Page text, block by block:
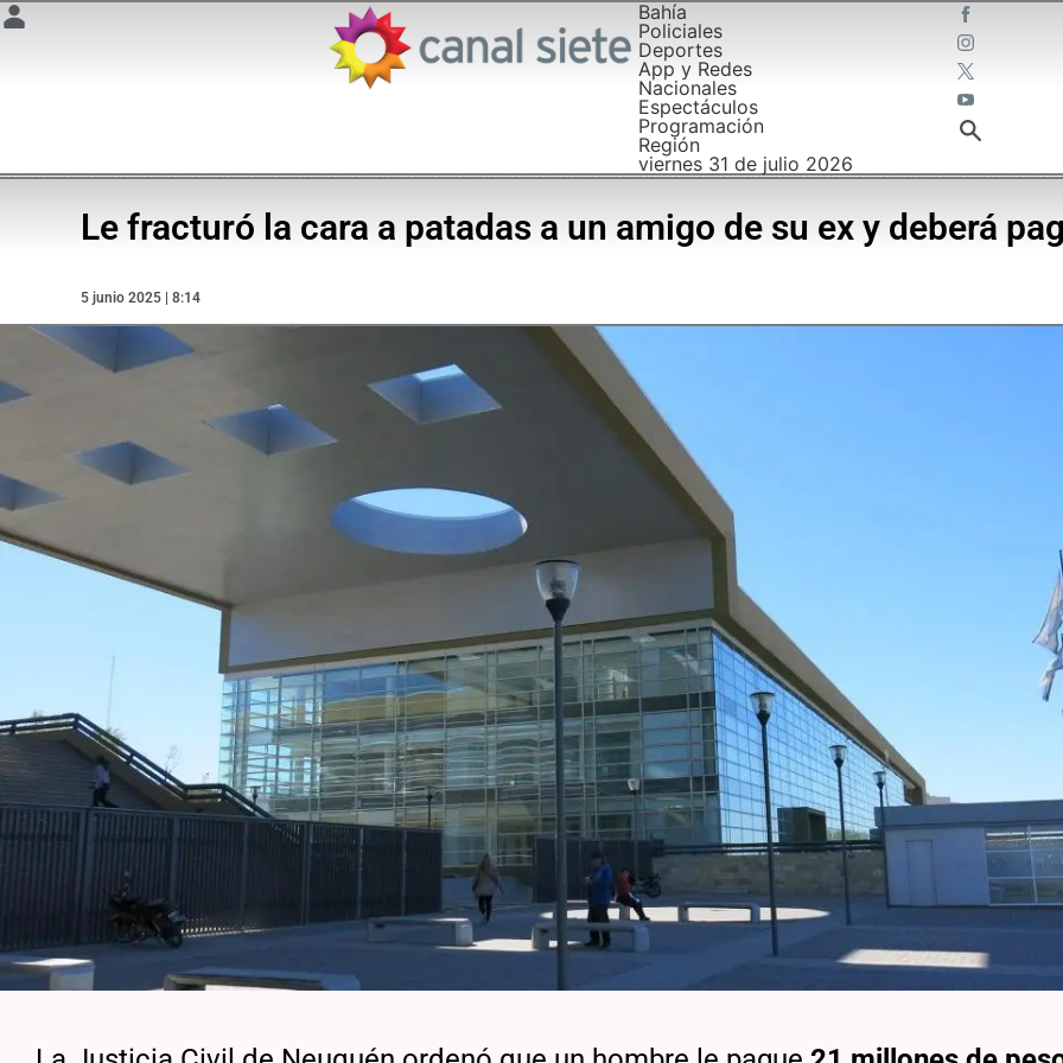
Bahía
Policiales
Deportes
App y Redes
Nacionales
Espectáculos
Programación
Región
viernes 31 de julio 2026
Le fracturó la cara a patadas a un amigo de su ex y deberá
5 junio 2025 | 8:14